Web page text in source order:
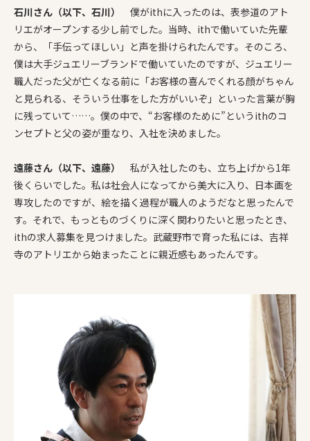
石川さん（以下、石川）
僕がithに入ったのは、表参道のアト
リエがオープンする少し前でした。当時、ithで働いていた先輩
から、「手伝ってほしい」と声を掛けられたんです。そのころ、
僕は大手ジュエリーブランドで働いていたのですが、ジュエリー
職人だった父が亡くなる前に「お客様の喜んでくれる顔がちゃん
と見られる、そういう仕事をした方がいいぞ」といった言葉が胸
に残っていて……。僕の中で、“お客様のために”というithのコ
ンセプトと父の姿が重なり、入社を決めました。
遠藤さん（以下、遠藤） 私が入社したのも、立ち上げから1年
後くらいでした。私は社会人になってから美大に入り、日本画を
専攻したのですが、絵を描く過程が職人のようだなと思ったんで
す。それで、もっとものづくりに深く関わりたいと思ったとき、
ithの求人募集を見つけました。武蔵野市で育った私には、吉祥
寺のアトリエから始まったことに親近感もあったんです。